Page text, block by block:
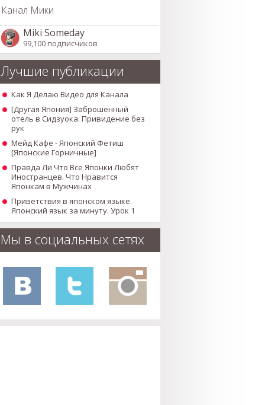
Канал Мики
Miki Someday
99,100 подписчиков
Лучшие публикации
Как Я Делаю Видео для Канала
[Другая Япония] Заброшенный
отель в Сидзуока. Привидение без
рук
Мейд Кафе - Японский Фетиш
[Японские Горничные]
Правда Ли Что Все Японки Любят
Иностранцев. Что Нравится
Японкам в Мужчинах
Приветствия в японском языке.
Японский язык за минуту. Урок 1
Мы в социальных сетях